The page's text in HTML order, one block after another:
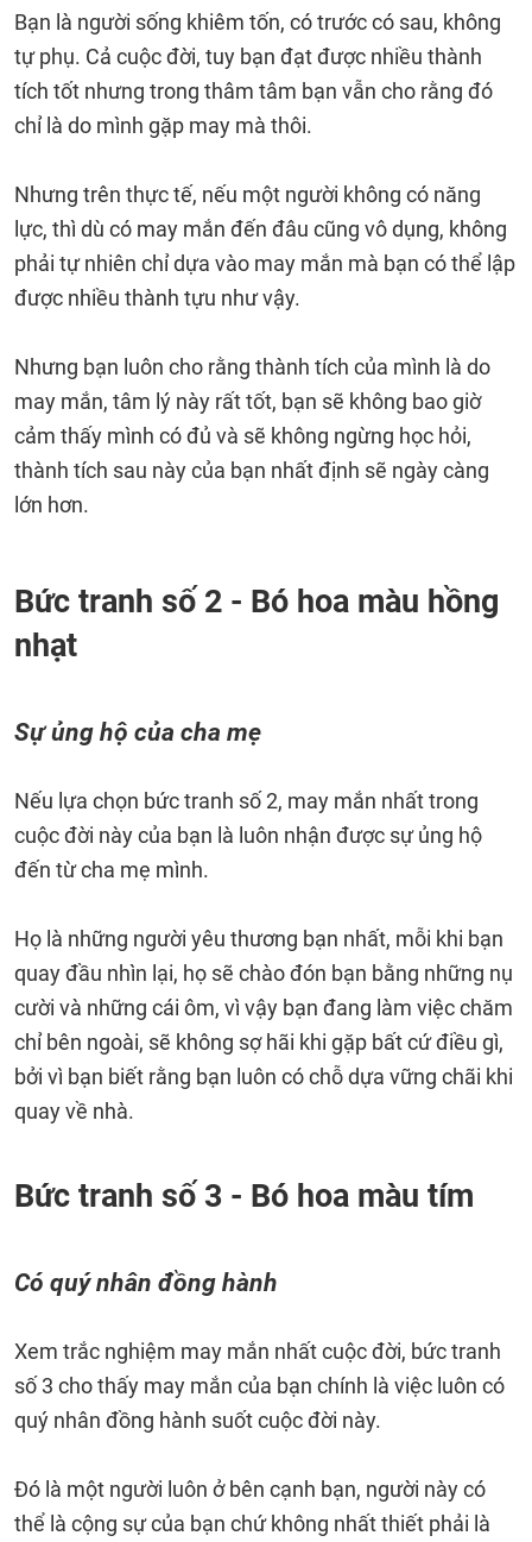
Bạn là người sống khiêm tốn, có trước có sau, không
tự phụ. Cả cuộc đời, tuy bạn đạt được nhiều thành
tích tốt nhưng trong thâm tâm bạn vẫn cho rằng đó
chỉ là do mình gặp may mà thôi.
Nhưng trên thực tế, nếu một người không có năng
lực, thì dù có may mắn đến đâu cũng vô dụng, không
phải tự nhiên chỉ dựa vào may mắn mà bạn có thể lập
được nhiều thành tựu như vậy.
Nhưng bạn luôn cho rằng thành tích của mình là do
may mắn, tâm lý này rất tốt, bạn sẽ không bao giờ
cảm thấy mình có đủ và sẽ không ngừng học hỏi,
thành tích sau này của bạn nhất định sẽ ngày càng
lớn hơn.
Bức tranh số 2 - Bó hoa màu hồng
nhạt
Sự ủng hộ của cha mẹ
Nếu lựa chọn bức tranh số 2, may mắn nhất trong
cuộc đời này của bạn là luôn nhận được sự ủng hộ
đến từ cha mẹ mình.
Họ là những người yêu thương bạn nhất, mỗi khi bạn
quay đầu nhìn lại, họ sẽ chào đón bạn bằng những nụ
cười và những cái ôm, vì vậy bạn đang làm việc chăm
chỉ bên ngoài, sẽ không sợ hãi khi gặp bất cứ điều gì,
bởi vì bạn biết rằng bạn luôn có chỗ dựa vững chãi khi
quay về nhà.
Bức tranh số 3 - Bó hoa màu tím
Có quý nhân đồng hành
Xem trắc nghiệm may mắn nhất cuộc đời, bức tranh
số 3 cho thấy may mắn của bạn chính là việc luôn có
quý nhân đồng hành suốt cuộc đời này.
Đó là một người luôn ở bên cạnh bạn, người này có
thể là cộng sự của bạn chứ không nhất thiết phải là